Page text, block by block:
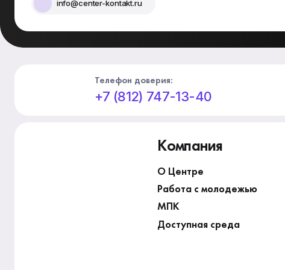
info@center-kontakt.ru
Телефон доверия:
+7 (812) 747-13-40
Компания
О Центре
Работа с молодежью
МПК
Доступная среда